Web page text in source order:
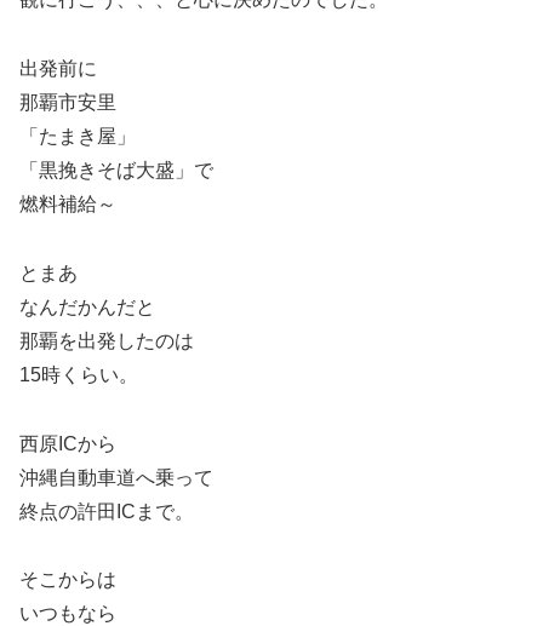
出発前に
那覇市安里
「たまき屋」
「黒挽きそば大盛」で
燃料補給～
とまあ
なんだかんだと
那覇を出発したのは
15時くらい。
西原ICから
沖縄自動車道へ乗って
終点の許田ICまで。
そこからは
いつもなら